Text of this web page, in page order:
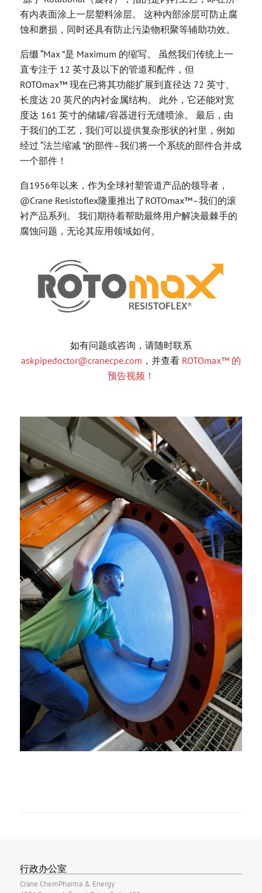
有内表面涂上一层塑料涂层。 这种内部涂层可防止腐
蚀和磨损，同时还具有防止污染物积聚等辅助功效。
后缀 “Max ”是 Maximum 的缩写。 虽然我们传统上一
直专注于 12 英寸及以下的管道和配件，但
ROTOmax™ 现在已将其功能扩展到直径达 72 英寸、
长度达 20 英尺的内衬金属结构。 此外，它还能对宽
度达 161 英寸的储罐/容器进行无缝喷涂。 最后，由
于我们的工艺，我们可以提供复杂形状的衬里，例如
经过 “法兰缩减 ”的部件–我们将一个系统的部件合并成
一个部件！
自1956年以来，作为全球衬塑管道产品的领导者，
@Crane Resistoflex隆重推出了ROTOmax™–我们的滚
衬产品系列。 我们期待着帮助最终用户解决最棘手的
腐蚀问题，无论其应用领域如何。
如有问题或咨询，请随时联系
askpipedoctor@cranecpe.com ，并查看 ROTOmax™ 的
预告视频！
行政办公室
Crane ChemPharma & Energy